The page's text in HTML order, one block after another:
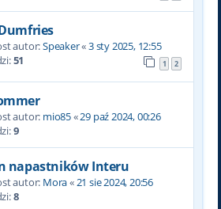
autor:Speaker«3 sty 2025, 12:55
51 1 2
autor: mio85«29 paź 2024, 00:26
9
napastników Interu
autor: Mora«21 sie 2024, 20:56
8